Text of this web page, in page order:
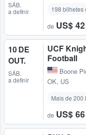
SÁB.
a definir
198 bilhetes
de US$ 42
10 DE
OUT.
SÁB.
a definir
UCF
Football
Boone
OK, US
Mais de
de US$ 66